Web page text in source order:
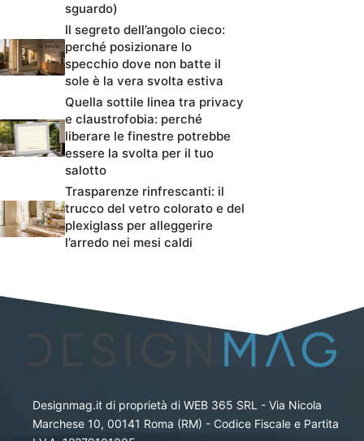
sguardo)
Il segreto dell’angolo cieco:
perché posizionare lo
specchio dove non batte il
sole è la vera svolta estiva
Quella sottile linea tra privacy
e claustrofobia: perché
liberare le finestre potrebbe
essere la svolta per il tuo
salotto
Trasparenze rinfrescanti: il
trucco del vetro colorato e del
plexiglass per alleggerire
l’arredo nei mesi caldi
Designmag.it di proprietà di WEB 365 SRL - Via Nicola
Marchese 10, 00141 Roma (RM) - Codice Fiscale e Partita